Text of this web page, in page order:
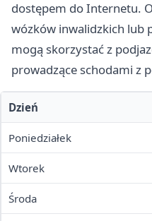
dostępem do Internetu.
wózków inwalidzkich lub
mogą skorzystać z
prowadzące schodami z
Dzień
Poniedziałek
Wtorek
Środa